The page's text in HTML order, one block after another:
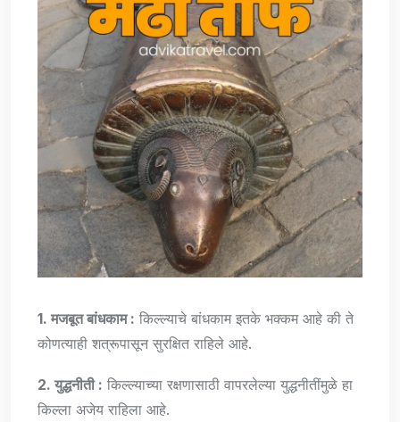
1. मजबूत बांधकाम : किल्ल्याचे बांधकाम इतके भक्कम आहे की ते
कोणत्याही शत्रूपासून सुरक्षित राहिले आहे.
2. युद्धनीती : किल्ल्याच्या रक्षणासाठी वापरलेल्या युद्धनीतींमुळे हा
किल्ला अजेय राहिला आहे.